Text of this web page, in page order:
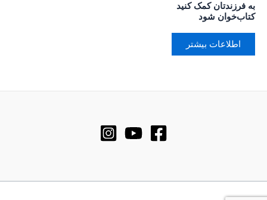
به فرزندتان کمک کنید
کتاب‌خوان شود
اطلاعات بیشتر